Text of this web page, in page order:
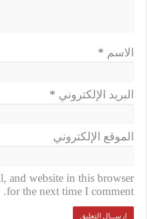
الاسم *
البريد الإلكتروني *
الموقع الإلكتروني
and website in this browser
for the next time I comment.